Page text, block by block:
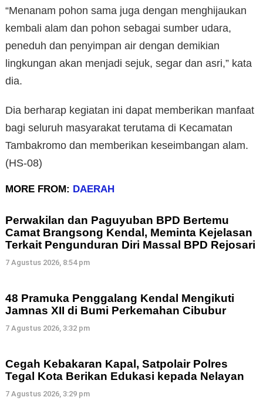
“Menanam pohon sama juga dengan menghijaukan
kembali alam dan pohon sebagai sumber udara,
peneduh dan penyimpan air dengan demikian
lingkungan akan menjadi sejuk, segar dan asri,” kata
dia.
Dia berharap kegiatan ini dapat memberikan manfaat
bagi seluruh masyarakat terutama di Kecamatan
Tambakromo dan memberikan keseimbangan alam.
(HS-08)
MORE FROM: DAERAH
Perwakilan dan Paguyuban BPD Bertemu
Camat Brangsong Kendal, Meminta Kejelasan
Terkait Pengunduran Diri Massal BPD Rejosari
7 Agustus 2026, 8:54 pm
48 Pramuka Penggalang Kendal Mengikuti
Jamnas XII di Bumi Perkemahan Cibubur
7 Agustus 2026, 3:32 pm
Cegah Kebakaran Kapal, Satpolair Polres
Tegal Kota Berikan Edukasi kepada Nelayan
7 Agustus 2026, 3:29 pm